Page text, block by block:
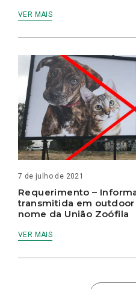
VER MAIS
7 de julho de 2021
Requerimento –
transmitida em
nome da União Zoófila
VER MAIS